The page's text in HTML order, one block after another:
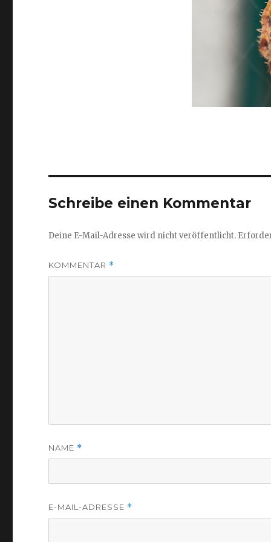
Schreibe einen Kommentar
Deine E-Mail-Adresse wird nicht veröffentlicht.
KOMMENTAR *
NAME *
E-MAIL-ADRESSE *